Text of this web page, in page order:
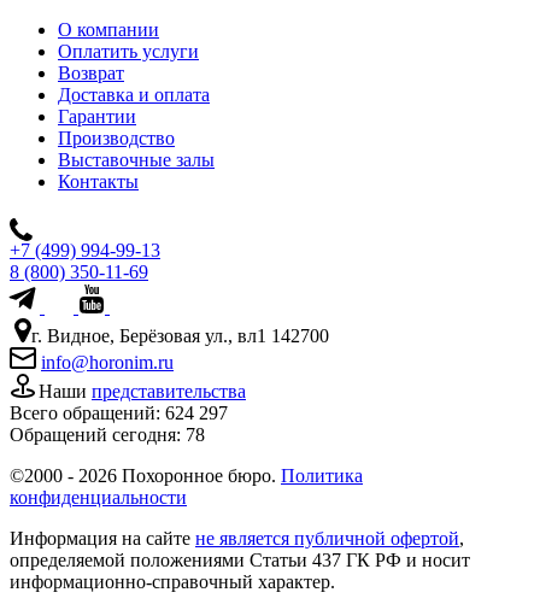
О компании
Оплатить услуги
Возврат
Доставка и оплата
Гарантии
Производство
Выставочные залы
Контакты
+7 (499) 994-99-13
8 (800) 350-11-69
г. Видное, Берёзовая ул., вл1 142700
info@horonim.ru
Наши представительства
Всего обращений: 624 297
Обращений сегодня: 78
©2000 - 2026 Похоронное бюро. Политика
конфиденциальности
Информация на сайте не является публичной офертой,
определяемой положениями Статьи 437 ГК РФ и носит
информационно-справочный характер.